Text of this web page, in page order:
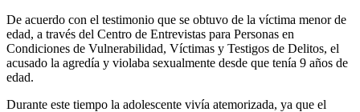
De acuerdo con el testimonio que se obtuvo de la víctima menor de
edad, a través del Centro de Entrevistas para Personas en
Condiciones de Vulnerabilidad, Víctimas y Testigos de Delitos, el
acusado la agredía y violaba sexualmente desde que tenía 9 años de
edad.
Durante este tiempo la adolescente vivía atemorizada, ya que el